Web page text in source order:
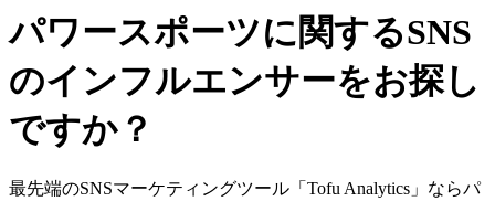
パワースポーツに関するSNS
のインフルエンサーをお探し
ですか？
最先端のSNSマーケティングツール「Tofu Analytics」ならパ